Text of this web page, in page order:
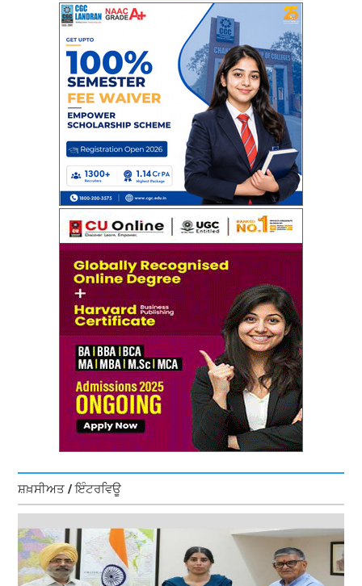
ਸ਼ਖ਼ਸੀਅਤ / ਇੰਟਰਵਿਊ